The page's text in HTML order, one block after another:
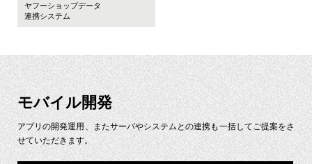
ヤフーショップデータ
連携システム
モバイル開発
アプリの開発運用、またサーバやシステムとの連携も一括してご提案をさ
せていただきます。